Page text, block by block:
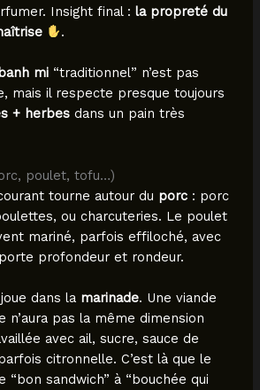
Insight final : la propreté du
.
banh mi “traditionnel” n’est pas
mais il respecte presque toujours
+ herbesdans un pain très
poulet, tofu…)
tourne autour du porc: porc
ou charcuteries. Le poulet
mariné, parfois effiloché, avec
profondeur et rondeur.
dans la marinade. Une viande
n’aura pas la même dimension
avec ail, sucre, sauce de
citronnelle. C’est là que le
“bon sandwich” à “bouchée qui